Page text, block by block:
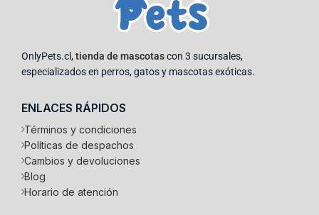
OnlyPets.cl,tienda de mascotascon 3 sucursales,
especializados en perros, gatos y mascotas exóticas.
ENLACES RÁPIDOS
Términos y condiciones
Políticas de despachos
Cambios y devoluciones
Blog
Horario de atención